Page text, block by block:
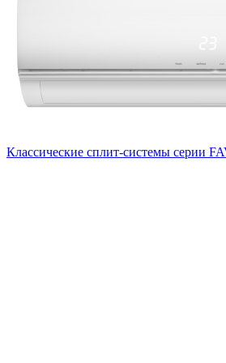
Классические сплит-системы серии